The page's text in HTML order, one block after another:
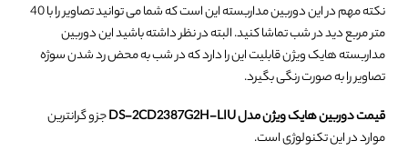
نکته مهم در این دوربین مداربسته این است که شما می توانید تصاویر را با 40
متر مربع دید در شب تماشا کنید. البته در نظر داشته باشید این دوربین
مداربسته هایک ویژن قابلیت این را دارد که در شب به محض رد شدن سوژه
تصاویر را به صورت رنگی بگیرد.
قیمت دوربین هایک ویژن مدل DS-2CD2387G2H-LIU
جزو گرانترین
موارد در این تکنولوژی است.